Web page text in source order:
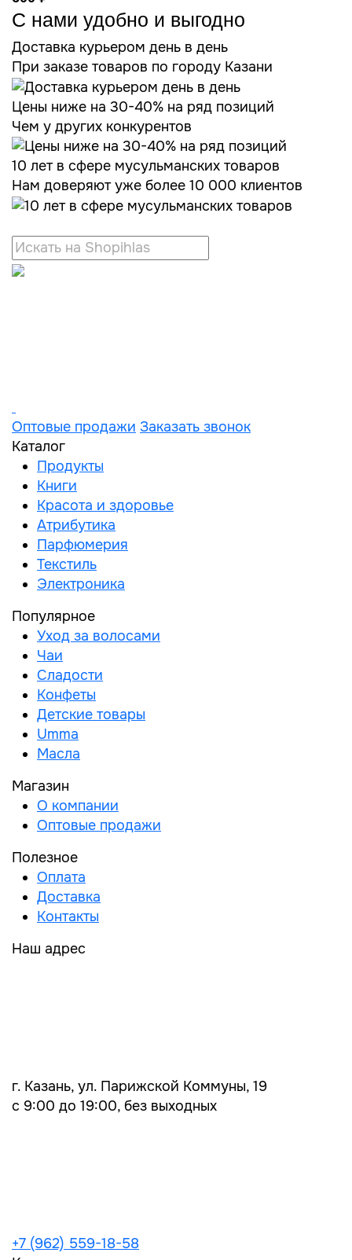
С нами удобно и выгодно
Доставка курьером день в день
При заказе товаров по городу Казани
Цены ниже на 30-40% на ряд позиций
Чем у других конкурентов
10 лет в сфере мусульманских товаров
Нам доверяют уже более 10 000 клиентов
Оптовые продажи Заказать звонок
Каталог
Продукты
Книги
Красота и здоровье
Атрибутика
Парфюмерия
Текстиль
Электроника
Популярное
Уход за волосами
Чаи
Сладости
Конфеты
Детские товары
Umma
Масла
Магазин
О компании
Оптовые продажи
Полезное
Оплата
Доставка
Контакты
Наш адрес
г. Казань, ул. Парижской Коммуны, 19
с 9:00 до 19:00, без выходных
+7 (962) 559-18-58